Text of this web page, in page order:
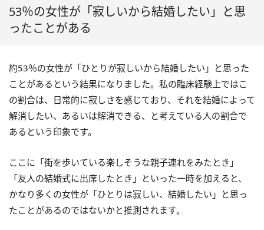
53％の女性が「寂しいから結婚したい」と思
ったことがある
約53％の女性が「ひとりが寂しいから結婚したい」と思った
ことがあるという結果になりました。私の臨床経験上ではこ
の割合は、日常的に寂しさを感じており、それを結婚によって
解消したい、あるいは解消できる、と考えている人の割合で
あるという印象です。
ここに「街を歩いている楽しそうな親子連れをみたとき」
「友人の結婚式に出席したとき」といった一時を加えると、
かなり多くの女性が「ひとりは寂しい、結婚したい」と思っ
たことがあるのではないかと推測されます。